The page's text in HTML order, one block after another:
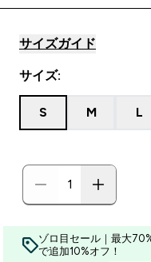
サイズガイド
サイズ:
S M L
ゾロ目セール｜最大
で追加10%オフ！